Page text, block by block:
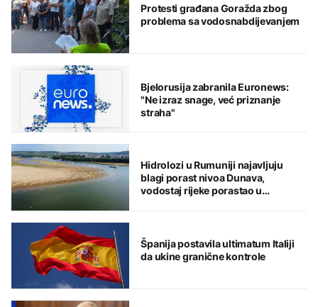
Protesti građana Goražda zbog
problema sa vodosnabdijevanjem
Bjelorusija zabranila Euronews:
"Ne izraz snage, već priznanje
straha"
Hidrolozi u Rumuniji najavljuju
blagi porast nivoa Dunava,
vodostaj rijeke porastao u
Španija postavila ultimatum Italiji
da ukine granične kontrole